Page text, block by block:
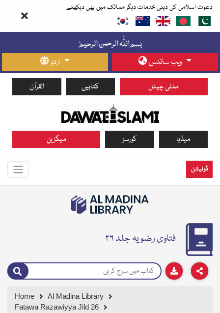
دعوت اسلامی کی دینی خدمات دیگر ممالک میں بھی دیکھئے
اردو ویب سائٹس
القرآن کتابیں مدنی چینل
میگزین کورسز میڈیا
ڈونیشن
فتاوی رضویہ جلد ۲۶
Home
Al Madina Library
Fatawa Razawiyya Jild 26